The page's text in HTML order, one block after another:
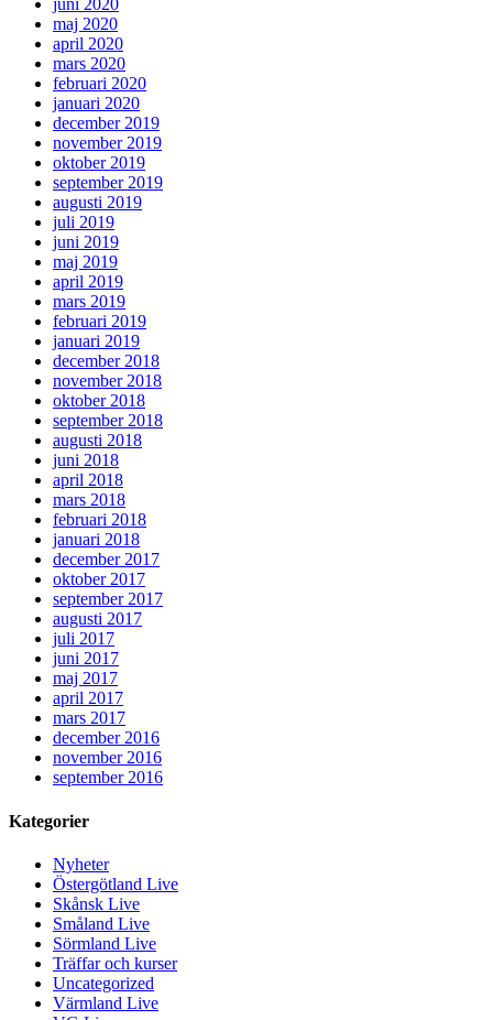
juni 2020
maj 2020
april 2020
mars 2020
februari 2020
januari 2020
december 2019
november 2019
oktober 2019
september 2019
augusti 2019
juli 2019
juni 2019
maj 2019
april 2019
mars 2019
februari 2019
januari 2019
december 2018
november 2018
oktober 2018
september 2018
augusti 2018
juni 2018
april 2018
mars 2018
februari 2018
januari 2018
december 2017
oktober 2017
september 2017
augusti 2017
juli 2017
juni 2017
maj 2017
april 2017
mars 2017
december 2016
november 2016
september 2016
Kategorier
Nyheter
Östergötland Live
Skånsk Live
Småland Live
Sörmland Live
Träffar och kurser
Uncategorized
Värmland Live